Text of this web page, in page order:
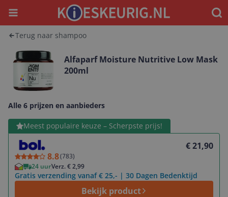
Menu
Terug naar shampoo
Alfaparf Moisture Nutritive Low Mask
200ml
Alle 6 prijzen en aanbieders
Meest populaire keuze – Scherpste prijs!
8.8(783)
€ 21,90
24 uurVerz. € 2,99
Gratis verzending vanaf € 25,- | 30 Dagen Bedenktijd
Bekijk product
Bekijk product